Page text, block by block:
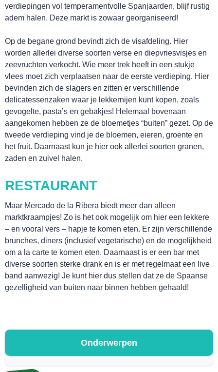
GA UIT!
BELEEF!
verdiepingen vol temperamentvolle Spanjaarden, blijf rustig
adem halen. Deze markt is zowaar georganiseerd!
Op de begane grond bevindt zich de visafdeling. Hier
worden allerlei diverse soorten verse en diepvriesvisjes en
zeevruchten verkocht. Wie meer trek heeft in een stukje
vlees moet zich verplaatsen naar de eerste verdieping. Hier
bevinden zich de slagers en zitten er verschillende
delicatessenzaken waar je lekkernijen kunt kopen, zoals
gevogelte, pasta’s en gebakjes! Helemaal bovenaan
aangekomen hebben ze de bloemetjes “buiten” gezet. Op de
tweede verdieping vind je de bloemen, eieren, groente en
het fruit. Daarnaast kun je hier ook allerlei soorten granen,
zaden en zuivel halen.
RESTAURANT
Maar Mercado de la Ribera biedt meer dan alleen
marktkraampjes! Zo is het ook mogelijk om hier een lekkere
– en vooral vers – hapje te komen eten. Er zijn verschillende
brunches, diners (inclusief vegetarische) en de mogelijkheid
om a la carte te komen eten. Daarnaast is er een bar met
diverse soorten sterke drank en is er met regelmaat een live
band aanwezig! Je kunt hier dus stellen dat ze de Spaanse
gezelligheid van buiten naar binnen hebben gehaald!
Onderwerpen